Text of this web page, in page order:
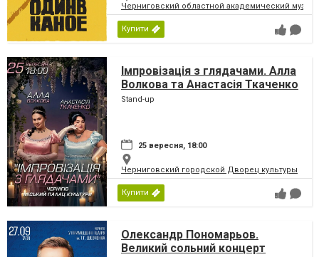
Черниговский областной академический
Купити
Імпровізація з глядачами. Алла
Волкова та Анастасія Ткаченко
Stand-up
25 вересня, 18:00
Черниговский городской Дворец культуры
Купити
Олександр Пономарьов.
Великий сольний концерт